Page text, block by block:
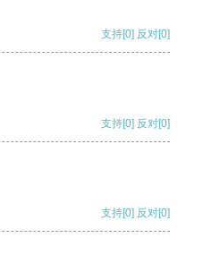
支持[0] 反对[0]
支持[0] 反对[0]
支持[0] 反对[0]